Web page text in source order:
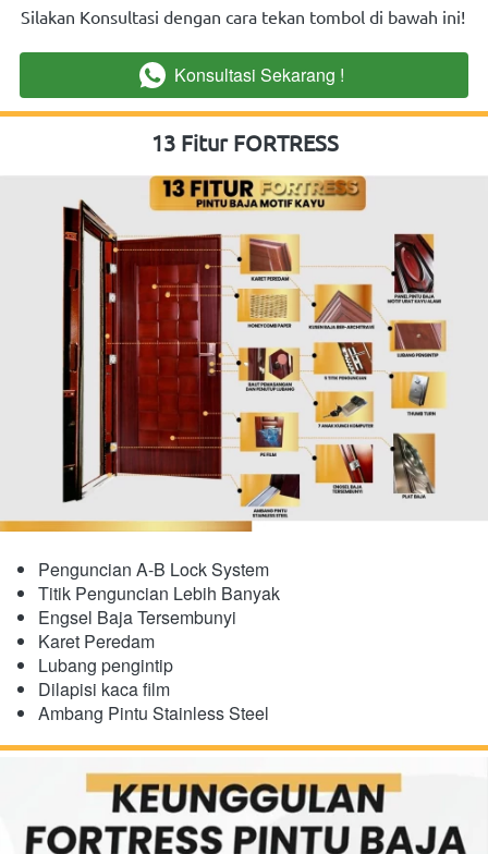
Silakan Konsultasi dengan cara tekan tombol di bawah ini!
` Konsultasi Sekarang !
13 Fitur FORTRESS
Penguncian A-B Lock System
Titik Penguncian Lebih Banyak
Engsel Baja Tersembunyi
​Karet Peredam
Lubang pengintip
Dilapisi kaca film
Ambang Pintu Stainless Steel